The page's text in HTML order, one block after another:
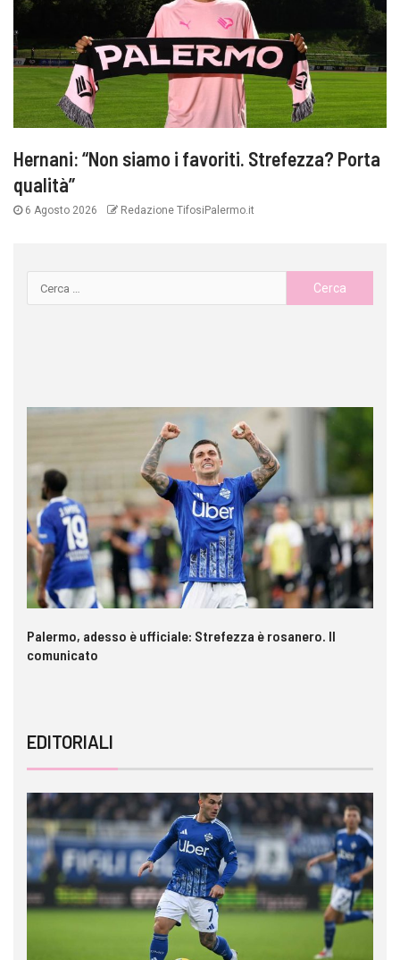
Hernani: “Non siamo i favoriti. Strefezza? Porta
qualità”
6 Agosto 2026 Redazione TifosiPalermo.it
Palermo, adesso è ufficiale: Strefezza è rosanero. Il
comunicato
EDITORIALI